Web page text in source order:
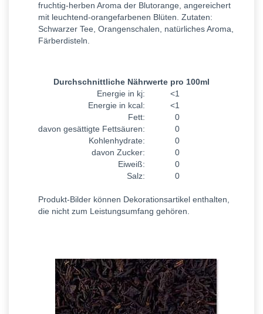
fruchtig-herben Aroma der Blutorange, angereichert
mit leuchtend-orangefarbenen Blüten. Zutaten:
Schwarzer Tee, Orangenschalen, natürliches Aroma,
Färberdisteln.
Durchschnittliche Nährwerte pro 100ml
Energie in kj:
<1
Energie in kcal:
<1
Fett:
0
davon gesättigte Fettsäuren:
0
Kohlenhydrate:
0
davon Zucker:
0
Eiweiß:
0
Salz:
0
Produkt-Bilder können Dekorationsartikel enthalten,
die nicht zum Leistungsumfang gehören.